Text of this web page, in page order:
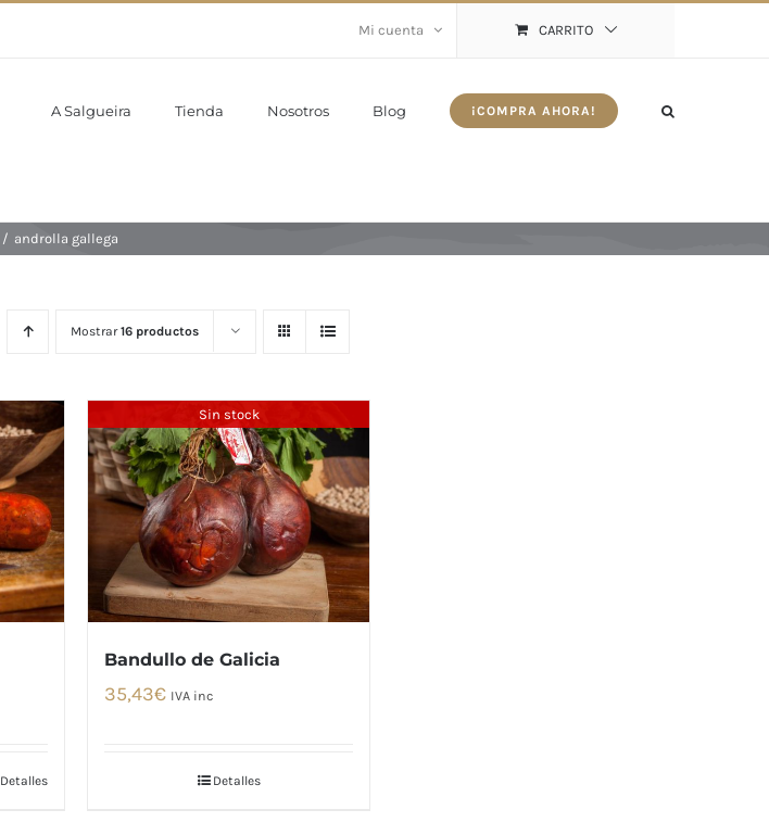
Mi cuenta CARRITO
A Salgueira Tienda Nosotros Blog ¡COMPRA AHORA!
/ androlla gallega
Mostrar16 productos
Detalles
Sin stock
Bandullo de Galicia
35,43€ IVA inc
Detalles